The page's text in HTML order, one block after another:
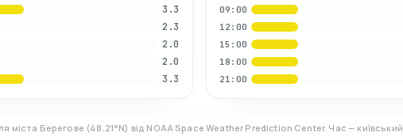
3.3
2.3
2.0
2.0
3.3
09:00
12:00
15:00
18:00
21:00
міста Берегове (48.21°N) від NOAA Space Weather Prediction Center. Час — київський